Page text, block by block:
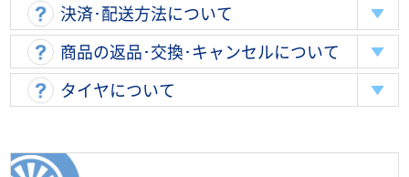
決済･配送方法について
商品の返品･交換･キャンセルについて
タイヤについて